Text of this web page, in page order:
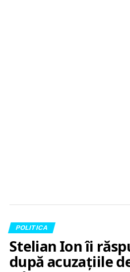
POLITICA
Stelian Ion îi
după acuzațiile